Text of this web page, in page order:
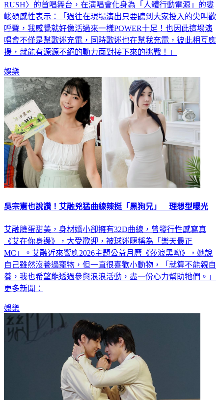
RUSH〉的首唱舞台，在演唱會化身為「人體行動電源」的婁
峻碩感性表示：「過往在現場演出只要聽到大家投入的尖叫歡
呼聲，我感覺就好像活過來一樣POWER十足！也因此這場演
唱會不僅是幫歌迷充電，同時歌迷也在幫我充電，彼此相互應
援，就能有源源不絕的動力面對接下來的挑戰！」
娛樂
吳宗憲也說讚！艾融兇猛曲線辣挺「黑狗兄」 理想型曝光
艾融臉蛋甜美，身材嬌小卻擁有32D曲線，曾發行性感寫真
《艾在你身邊》，大受歡迎，被球迷暱稱為「樂天最正
MC」。艾融近來響應2026主題公益月曆《莎浪黑呦》，她說
自己雖然沒養過寵物，但一直很喜歡小動物，「就算不能親自
養，我也希望能透過參與浪浪活動，盡一份心力幫助牠們。」
更多新聞：
娛樂